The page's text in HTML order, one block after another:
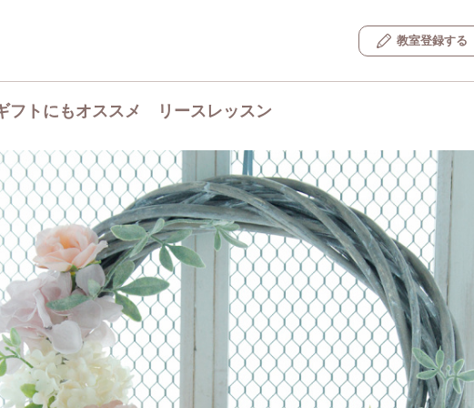
教室登録する
フトにもオススメ リースレッスン